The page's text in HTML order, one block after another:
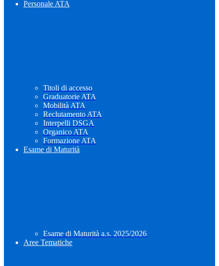
Personale ATA
Titoli di accesso
Graduatorie ATA
Mobilità ATA
Reclutamento ATA
Interpelli DSGA
Organico ATA
Formazione ATA
Esame di Maturità
Esame di Maturità a.s. 2025/2026
Aree Tematiche